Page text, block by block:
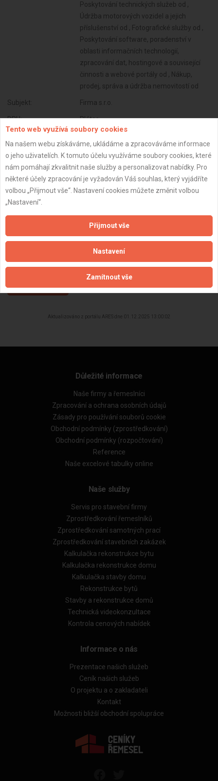
Poskytování technických služeb od ,
Údržba motorových vozidel a jejich
příslušenství od , Fotografické služby od ,
Poskytování software, poradenství v
oblasti informačních technologií,
zpracování dat, hostingové a související
činnosti a webové portály od , Nákup,
prodej, správa a údržba nemovitostí od
Subjekt: Firma s.r.o.
DPH: Plátce
54 let
Datum registrace: 29.9.2023
Dostupnost:
Aktualizováno z portálu ARES dne 01.12.2025 13:00:02
Důležité informace
Naše firmy a řemeslníci
Zpracování a ochrana osobních údajů
Zásady pro používání souborů cookie
Obchodní podmínky (zprostředkování)
Obchodní podmínky (rozpočtování)
Reference
Naše excelové tabulky online
Naše služby
Servis pro stavební firmy
Zprostředkování řemeslníků
Zprostředkování samotných prací
Zprostředkování stavebních zakázek
Kalkulačka rekonstrukce bytu
Kalkulačka rekonstrukce domu
Kalkulačka stavby domu
Rekonstrukce bytů
Stavby a rekonstrukce domů
Technická videokonzultace
Kontrola cenových nabídek
Informace o nás
Prezentace našich služeb
Ceník našich služeb
O projektu a o zakladateli
Kontakt
Možnosti bližší obchodní spolupráce
Tento web využívá soubory cookies
Na našem webu získáváme, ukládáme a zpracováváme informace
o jeho uživatelích. K tomuto účelu využíváme soubory cookies, které
nám pomáhají zkvalitnit naše služby a personalizovat nabídky. Pro
některé účely zpracování je vyžadován Váš souhlas, který vyjádříte
volbou „Přijmout vše“. Nastavení cookies můžete změnit volbou
„Nastavení“.
Přijmout vše
Nastavení
Zamítnout vše